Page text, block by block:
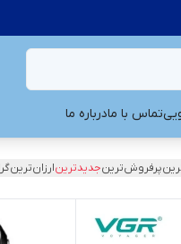
تماس با مادرباره ما
پرفروش‌ترینجدیدترینارزان‌ترین